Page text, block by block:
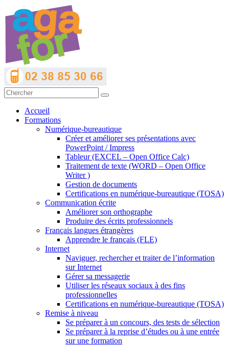
Accueil
Formations
Numérique-bureautique
Créer et améliorer ses présentations avec
PowerPoint / Impress
Tableur (EXCEL – Open Office Calc)
Traitement de texte (WORD – Open Office
Writer )
Gestion de documents
Certifications en numérique-bureautique (TOSA)
Communication écrite
Améliorer son orthographe
Produire des écrits professionnels
Français langues étrangères
Apprendre le français (FLE)
Internet
Naviguer, rechercher et traiter de l’information
sur Internet
Gérer sa messagerie
Utiliser les réseaux sociaux à des fins
professionnelles
Certifications en numérique-bureautique (TOSA)
Remise à niveau
Se préparer à un concours, des tests de sélection
Se préparer à la reprise d’études ou à une entrée
sur une formation